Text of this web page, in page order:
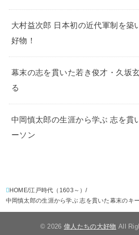
大村益次郎 日本初の近代軍制を築
好物！
幕末の志を貫いた若き俊才・久坂
る
中岡慎太郎の生涯から学ぶ 志を貫
ーソン
HOME 江戸時代（1603～）
中岡慎太郎の生涯から学ぶ 志を貫いた幕末のキ
© 2026 偉人たちの大好物 All